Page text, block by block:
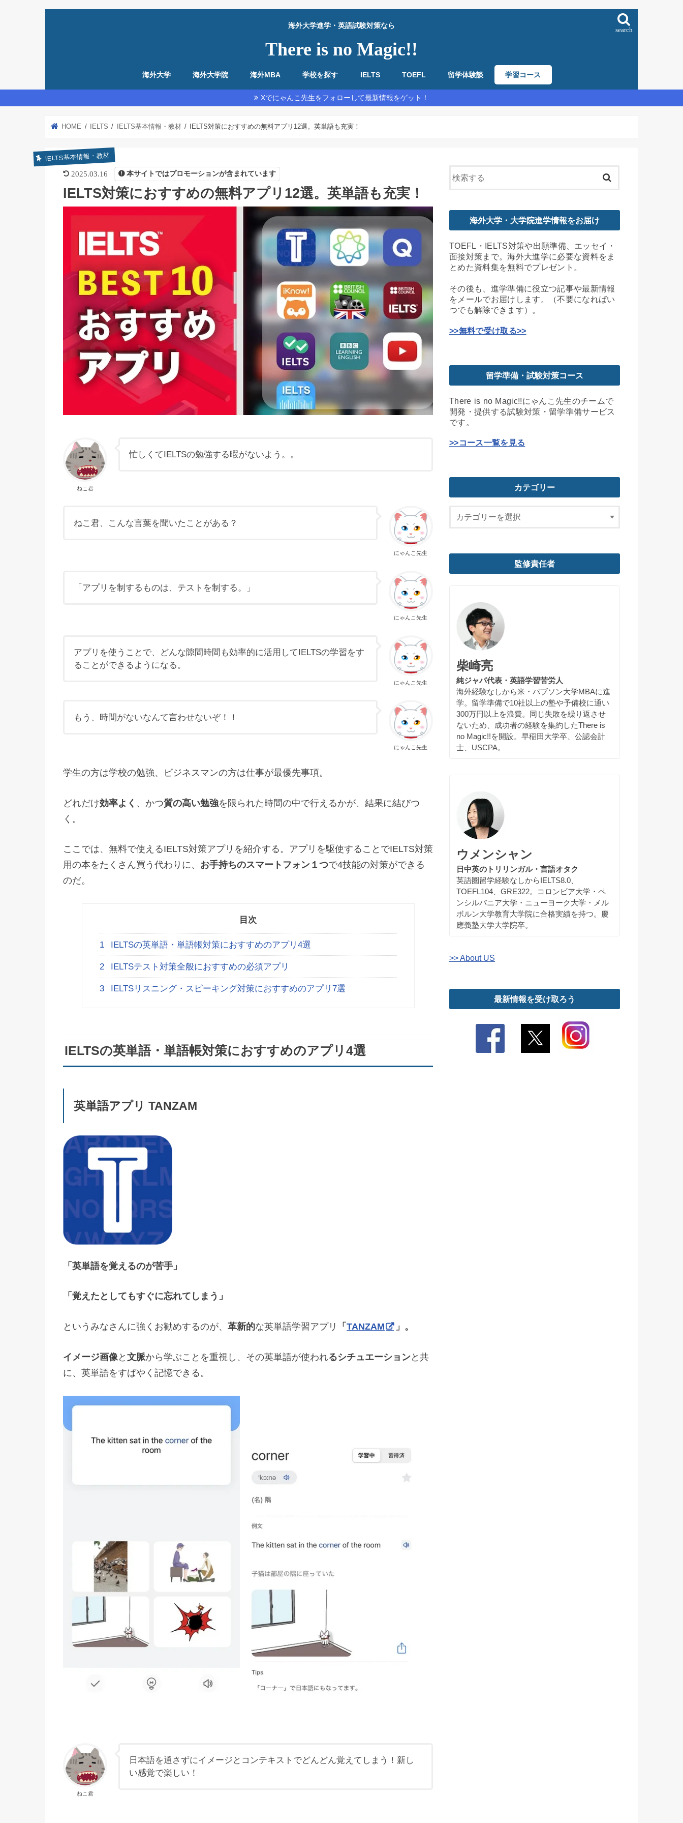
海外大学進学・英語試験対策なら
There is no Magic!!
search
海外大学 海外大学院 海外MBA 学校を探す IELTS
教材・基本情報
勉強法全般
リーディング
リスニング
スピーキング
ライティング
TOEFL
教材・基本情報
勉強法全般
リーディング
リスニング
スピーキング
ライティング
留学体験談 学習コース
Xでにゃんこ先生をフォローして最新情報をゲット！
HOME IELTS IELTS基本情報・教材 IELTS対策におすすめの無料アプリ12選。英単語も充実！
IELTS基本情報・教材
2025.03.16 本サイトではプロモーションが含まれています
IELTS対策におすすめの無料アプリ12選。英単語も充実！
ねこ君
忙しくてIELTSの勉強する暇がないよう。。
にゃんこ先生
ねこ君、こんな言葉を聞いたことがある？
にゃんこ先生
「アプリを制するものは、テストを制する。」
にゃんこ先生
アプリを使うことで、どんな隙間時間も効率的に活用してIELTSの学習をす
ることができるようになる。
にゃんこ先生
もう、時間がないなんて言わせないぞ！！
学生の方は学校の勉強、ビジネスマンの方は仕事が最優先事項。
どれだけ効率よく 、かつ質の高い勉強を限られた時間の中で行えるかが、結果に結びつ
く。
ここでは、無料で使えるIELTS対策アプリを紹介する。アプリを駆使することでIELTS対策
用の本をたくさん買う代わりに、 お手持ちのスマートフォン１つで4技能の対策ができる
のだ。
目次
1 IELTSの英単語・単語帳対策におすすめのアプリ4選
2 IELTSテスト対策全般におすすめの必須アプリ
3 IELTSリスニング・スピーキング対策におすすめのアプリ7選
IELTSの英単語・単語帳対策におすすめのアプリ4選
英単語アプリ TANZAM
「英単語を覚えるのが苦手」
「覚えたとしてもすぐに忘れてしまう」
というみなさんに強くお勧めするのが、 革新的な英単語学習アプリ 「 TANZAM 」。
イメージ画像と 文脈から学ぶことを重視し、その英単語が使われるシチュエーションと共
に、英単語をすばやく記憶できる。
ねこ君
日本語を通さずにイメージとコンテキストでどんどん覚えてしまう！新し
い感覚で楽しい！
海外大学・大学院進学情報をお届け
TOEFL・IELTS対策や出願準備、エッセイ・
面接対策まで。海外大進学に必要な資料をま
とめた資料集を無料でプレゼント。
その後も、進学準備に役立つ記事や最新情報
をメールでお届けします。（不要になればい
つでも解除できます）。
>>無料で受け取る>>
留学準備・試験対策コース
There is no Magic!!にゃんこ先生のチームで
開発・提供する試験対策・留学準備サービス
です。
>>コース一覧を見る
カテゴリー
監修責任者
柴崎亮
純ジャパ代表・英語学習苦労人
海外経験なしから米・バブソン大学MBAに進
学。留学準備で10社以上の塾や予備校に通い
300万円以上を浪費。同じ失敗を繰り返させ
ないため、成功者の経験を集約したThere is
no Magic!!を開設。早稲田大学卒、公認会計
士、USCPA。
ウメンシャン
日中英のトリリンガル・言語オタク
英語圏留学経験なしからIELTS8.0、
TOEFL104、GRE322。コロンビア大学・ペ
ンシルバニア大学・ニューヨーク大学・メル
ボルン大学教育大学院に合格実績を持つ。慶
應義塾大学大学院卒。
>> About US
最新情報を受け取ろう